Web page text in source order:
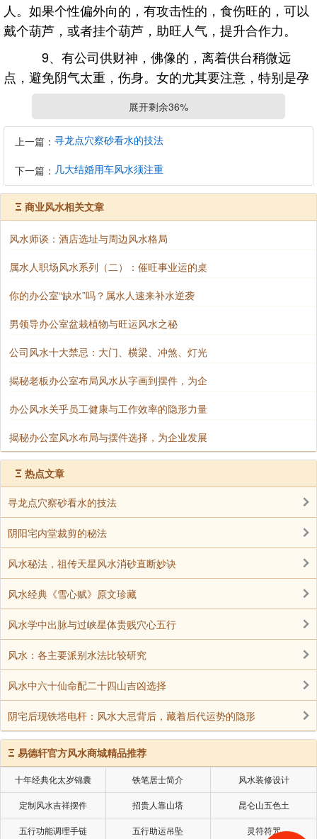
人。如果个性偏外向的，有攻击性的，食伤旺的，可以
戴个葫芦，或者挂个葫芦，助旺人气，提升合作力。
9、有公司供财神，佛像的，离着供台稍微远
点，避免阴气太重，伤身。女的尤其要注意，特别是孕
10、如果可能的话，在办公桌左右手两旁可以摆
放一棵绿植。也就是绿色植物。
11、注意避开厕所和洗手间周围的位置，尤其是
背面，容易被人中伤，诬蔑，诽谤。
12、如果能够左手或者右手临窗户，属于最好
的，采光明亮，易于出成绩。
13、办公桌后方最好不是过道，会带来神经性的
利，工作质量下降，影响心情，焦虑感太重，失去正常
判断力。
15、办公桌的左右方，最好有一方是具备较为通
办公室风水十项注意
值得注意的五大办公室风水
化解不利的办公室风水法
老板办公室风水要注意些什么？
共有2条信息2/2首页上一页12
不代表易德轩观点。
展开剩余36%
上一篇： 寻龙点穴察砂看水的技法
下一篇： 几大结婚用车风水须注重
Ξ 商业风水相关文章
风水师谈：酒店选址与周边风水格局
属水人职场风水系列（二）：催旺事业运的桌
你的办公室“缺水”吗？属水人速来补水逆袭
男领导办公室盆栽植物与旺运风水之秘
公司风水十大禁忌：大门、横梁、冲煞、灯光
揭秘老板办公室布局风水从字画到摆件，为企
办公风水关乎员工健康与工作效率的隐形力量
揭秘办公室风水布局与摆件选择，为企业发展
Ξ 热点文章
寻龙点穴察砂看水的技法
阴阳宅内堂裁剪的秘法
风水秘法，祖传天星风水消砂直断妙诀
风水经典《雪心赋》原文珍藏
风水学中出脉与过峡星体贵贱穴心五行
风水：各主要派别水法比较研究
风水中六十仙命配二十四山吉凶选择
阴宅后现铁塔电杆：风水大忌背后，藏着后代运势的隐形
Ξ 易德轩官方风水商城精品推荐
十年经典化太岁锦囊 铁笔居士简介 风水装修设计
定制风水吉祥摆件 招贵人靠山塔 昆仑山五色土
五行功能调理手链 五行助运吊坠 灵符符咒